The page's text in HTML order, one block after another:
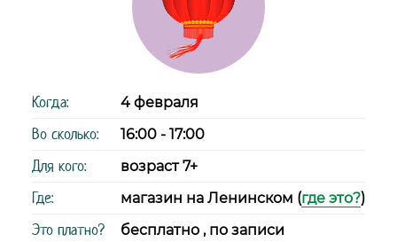
Когда: 4 февраля
Во сколько: 16:00 - 17:00
Для кого: возраст 7+
Где: магазин на Ленинском (где это?)
Это платно? бесплатно , по записи